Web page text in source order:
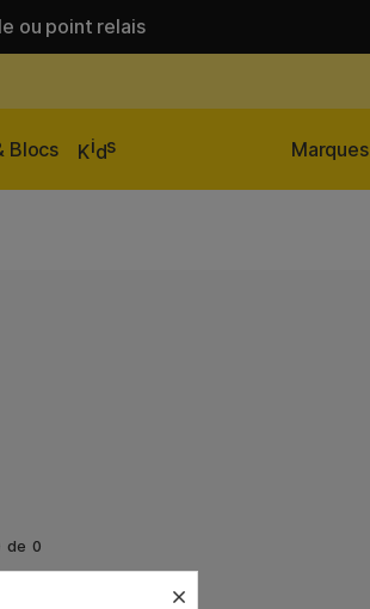
ou point relais
Blocs Kids Marques
de 0